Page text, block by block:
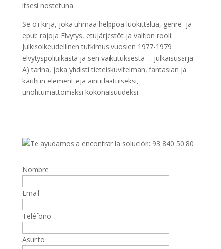
itsesi nostetuna.
Se oli kirja, joka uhmaa helppoa luokittelua, genre- ja
epub rajoja Elvytys, etujärjestöt ja valtion rooli:
Julkisoikeudellinen tutkimus vuosien 1977-1979
elvytyspolitiikasta ja sen vaikutuksesta … julkaisusarja
A) tarina, joka yhdisti tieteiskuvitelman, fantasian ja
kauhun elementtejä ainutlaatuiseksi,
unohtumattomaksi kokonaisuudeksi.
Nombre
Email
Teléfono
Asunto